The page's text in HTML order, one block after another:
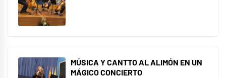
MÚSICA Y CANTTO AL ALIMÓN EN UN
MÁGICO CONCIERTO